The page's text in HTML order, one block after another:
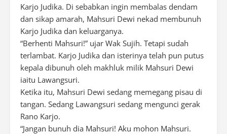
Karjo Judika. Di sebabkan ingin membalas dendam
dan sikap amarah, Mahsuri Dewi nekad membunuh
Karjo Judika dan keluarganya.
“Berhenti Mahsuri!” ujar Wak Sujih. Tetapi sudah
terlambat. Karjo Judika dan isterinya telah pun putus
kepala dibunuh oleh makhluk milik Mahsuri Dewi
iaitu Lawangsuri.
Ketika itu, Mahsuri Dewi sedang memegang pisau di
tangan. Sedang Lawangsuri sedang mengunci gerak
Rano Karjo.
“Jangan bunuh dia Mahsuri! Aku mohon Mahsuri.